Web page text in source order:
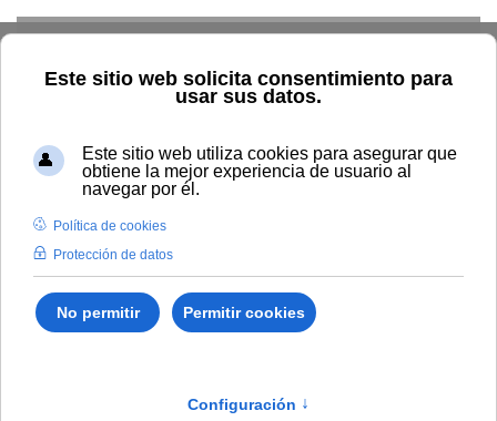
Explorar el catálogo
Dónde comprar